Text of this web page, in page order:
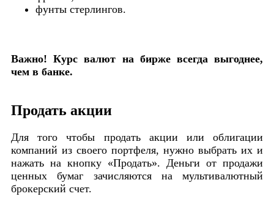
фунты стерлингов.
Важно! Курс валют на бирже всегда выгоднее,
чем в банке.
Продать акции
Для того чтобы продать акции или облигации
компаний из своего портфеля, нужно выбрать их и
нажать на кнопку «Продать». Деньги от продажи
ценных бумаг зачисляются на мультивалютный
брокерский счет.